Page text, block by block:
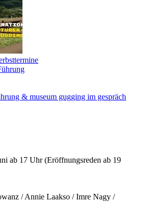
& museum gugging im gespräch
ab 17 Uhr (Eröffnungsreden ab 19
/ Annie Laakso / Imre Nagy /